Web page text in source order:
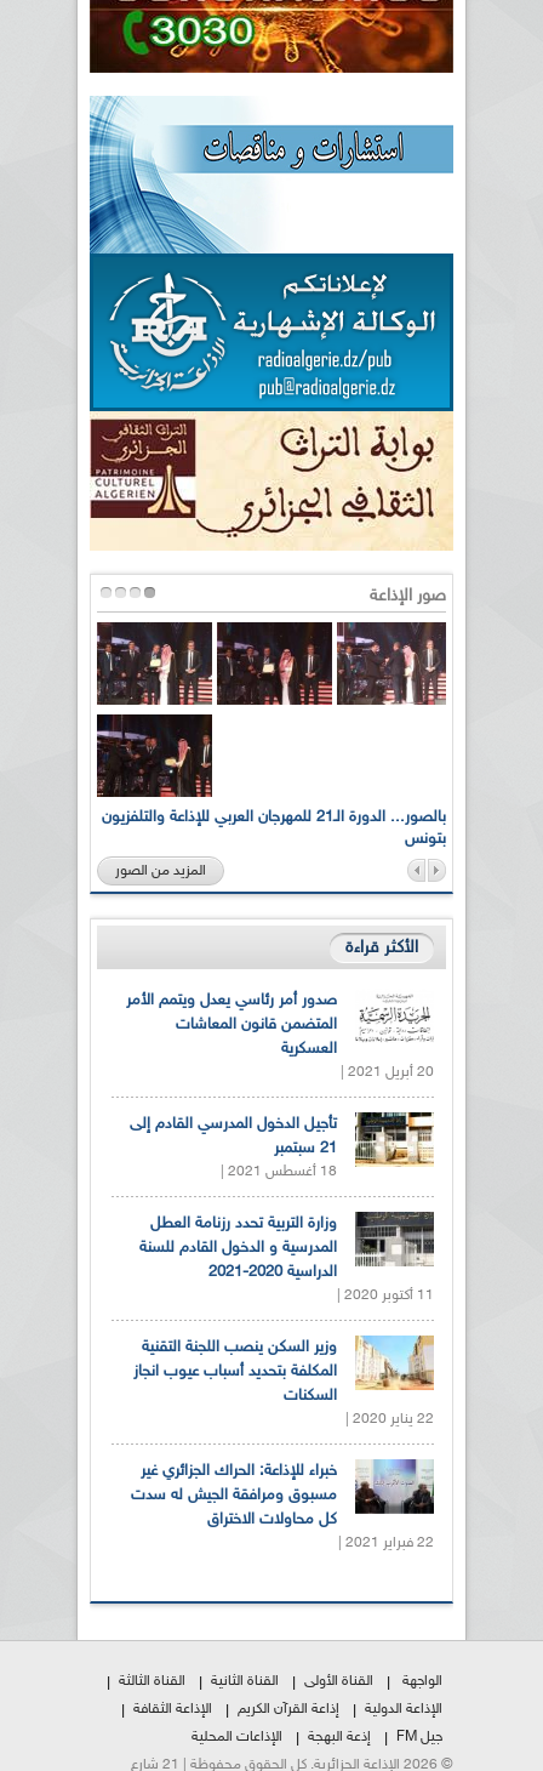
صور الإذاعة
بالصور... الدورة الـ21 للمهرجان العربي للإذاعة والتلفزيون
بتونس
المزيد من الصور
الأكثر قراءة
صدور أمر رئاسي يعدل ويتمم الأمر
المتضمن قانون المعاشات
العسكرية
20 أبريل 2021 |
تأجيل الدخول المدرسي القادم إلى
21 سبتمبر
18 أغسطس 2021 |
وزارة التربية تحدد رزنامة العطل
المدرسية و الدخول القادم للسنة
الدراسية 2020-2021
11 أكتوبر 2020 |
وزير السكن ينصب اللجنة التقنية
المكلفة بتحديد أسباب عيوب انجاز
السكنات
22 يناير 2020 |
خبراء للإذاعة: الحراك الجزائري غير
مسبوق ومرافقة الجيش له سدت
كل محاولات الاختراق
22 فبراير 2021 |
الواجهة القناة الأولى القناة الثانية
القناة الثالثة
الإذاعة الدولية
إذاعة القرآن الكريم
الإذاعة الثقافة
جيل FM
إذعة البهجة
الإذاعات المحلية
© 2026 الإذاعة الجزائرية. كل الحقوق محفوظة | 21 شارع